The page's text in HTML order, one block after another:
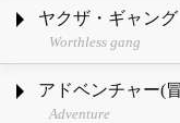
ヤクザ・ギャング
Worthless gang
アドベンチャー(
Adventure